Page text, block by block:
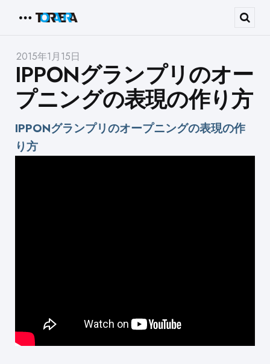
2015年1月15日
IPPONグランプリのオー
プニングの表現の作り方
IPPONグランプリのオープニングの表現の作
り方